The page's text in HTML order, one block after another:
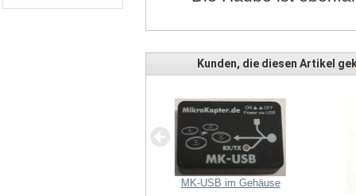
Kunden, die diesen Artikel
MK-USB im Gehäuse